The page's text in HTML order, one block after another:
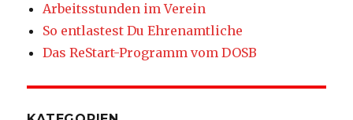
Arbeitsstunden im Verein
So entlastest Du Ehrenamtliche
Das ReStart-Programm vom DOSB